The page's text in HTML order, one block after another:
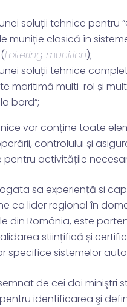
soluții tehnice pentru
muniție clasică în
Loitering munition);
soluții tehnice
maritimă multi-rol și
bord”;
vor conține toate
controlului și
activitățile
sa experiență si
ca lider regional în
din România, este
stiințifică și
specifice sistemelor
de cei doi miniştri
identificarea şi